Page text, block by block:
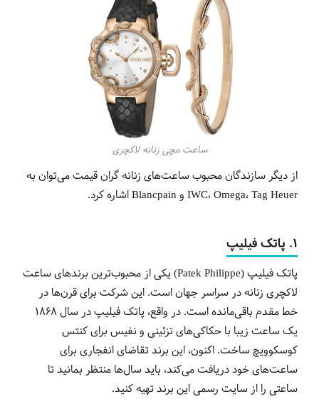
ساعت مچی زنانه لاکچری
از دیگر سازندگان محبوب ساعت‌های زنانه گران قیمت می‌توان به
IWC، Omega، Tag Heuer و Blancpain اشاره کرد.
1. پاتک فیلیپ
پاتک فیلیپ (Patek Philippe) یکی از محبوب‌ترین برندهای ساعت
لاکچری زنانه در سراسر جهان است. این شرکت برای قرن‌ها در
خط مقدم باقی‌مانده است. در واقع، پاتک فیلیپ در سال 1868
یک ساعت زیبا با حکاکی‌های تزئینی و نفیس برای کنتس
کوسکوویچ ساخت. اکنون، این برند تقاضای انفجاری برای
ساعت‌های خود دریافت می‌کند، باید سال‌ها منتظر بمانید تا
ساعتی را از سایت رسمی این برند تهیه کنید.